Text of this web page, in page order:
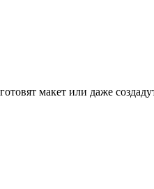
макет или даже